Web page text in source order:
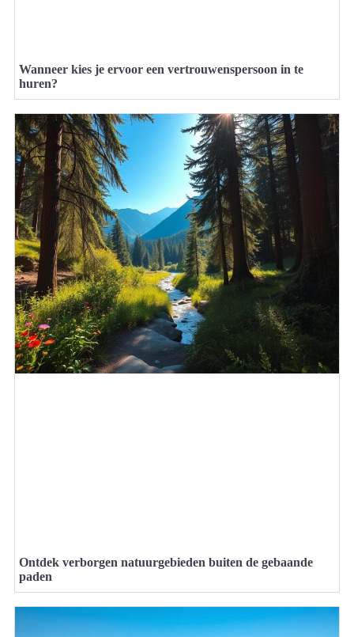
Wanneer kies je ervoor een vertrouwenspersoon in te
huren?
Ontdek verborgen natuurgebieden buiten de gebaande
paden